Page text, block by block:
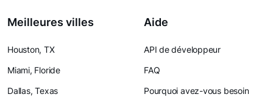
Meilleures villes
Houston, TX
Miami, Floride
Dallas, Texas
Aide
API de développeur
FAQ
Pourquoi avez-vous besoin